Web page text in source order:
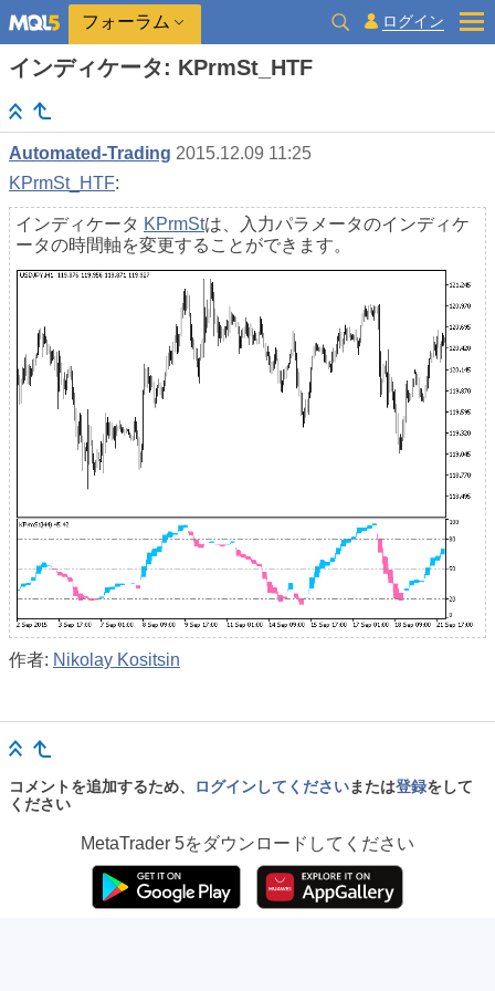
フォーラム ログイン
インディケータ: KPrmSt_HTF
Automated-Trading 2015.12.09 11:25
KPrmSt_HTF:
インディケータ KPrmStは、入力パラメータのインディケ
ータの時間軸を変更することができます。
作者: Nikolay Kositsin
コメントを追加するため、 ログインしてくださいまたは登録をして
ください
MetaTrader 5をダウンロードしてください